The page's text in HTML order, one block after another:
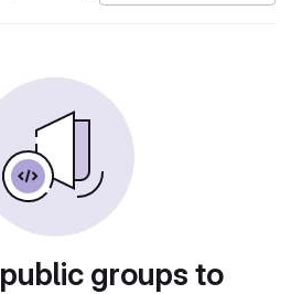
groups to